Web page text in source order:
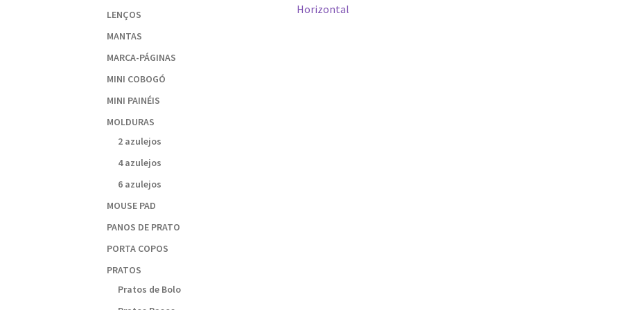
deanterior:
Horizontal
LENÇOS
MANTAS
MARCA-PÁGINAS
MINI COBOGÓ
MINI PAINÉIS
MOLDURAS
2 azulejos
4 azulejos
6 azulejos
MOUSE PAD
PANOS DE PRATO
PORTA COPOS
PRATOS
Pratos de Bolo